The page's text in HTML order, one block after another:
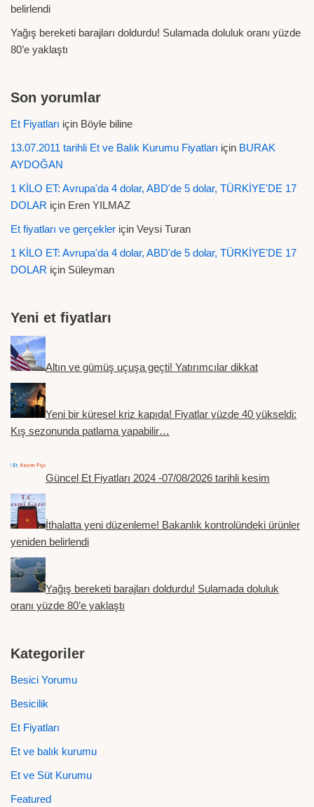
belirlendi
Yağış bereketi barajları doldurdu! Sulamada doluluk oranı yüzde
80’e yaklaştı
Son yorumlar
Et Fiyatları için Böyle biline
13.07.2011 tarihli Et ve Balık Kurumu Fiyatları için BURAK
AYDOĞAN
1 KİLO ET: Avrupa'da 4 dolar, ABD'de 5 dolar, TÜRKİYE'DE 17
DOLAR için Eren YILMAZ
Et fiyatları ve gerçekler için Veysi Turan
1 KİLO ET: Avrupa'da 4 dolar, ABD'de 5 dolar, TÜRKİYE'DE 17
DOLAR için Süleyman
Yeni et fiyatları
Altın ve gümüş uçuşa geçti! Yatırımcılar dikkat
Yeni bir küresel kriz kapıda! Fiyatlar yüzde 40 yükseldi:
Kış sezonunda patlama yapabilir…
Güncel Et Fiyatları 2024 -07/08/2026 tarihli kesim
İthalatta yeni düzenleme! Bakanlık kontrolündeki ürünler
yeniden belirlendi
Yağış bereketi barajları doldurdu! Sulamada doluluk
oranı yüzde 80’e yaklaştı
Kategoriler
Besici Yorumu
Besicilik
Et Fiyatları
Et ve balık kurumu
Et ve Süt Kurumu
Featured